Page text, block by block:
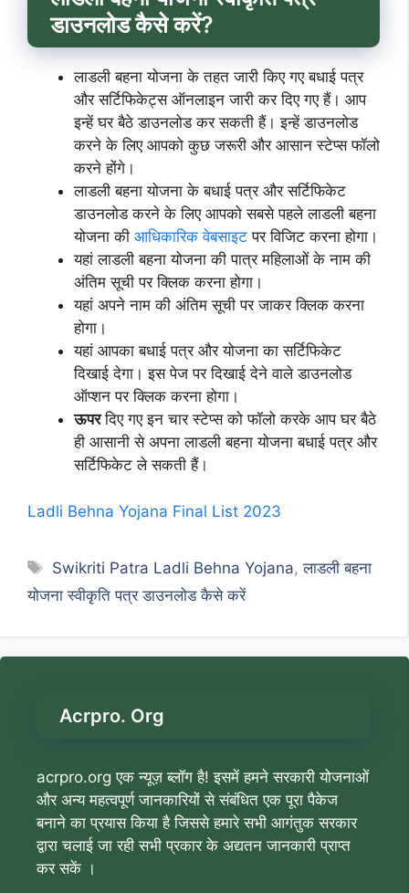
डाउनलोड कैसे करें?
लाडली बहना योजना के तहत जारी किए गए बधाई पत्र
और सर्टिफिकेट्स ऑनलाइन जारी कर दिए गए हैं। आप
इन्हें घर बैठे डाउनलोड कर सकती हैं। इन्हें डाउनलोड
करने के लिए आपको कुछ जरूरी और आसान स्टेप्स फॉलो
करने होंगे।
लाडली बहना योजना के बधाई पत्र और सर्टिफिकेट
डाउनलोड करने के लिए आपको सबसे पहले लाडली बहना
योजना की आधिकारिक वेबसाइटपर विजिट करना होगा।
यहां लाडली बहना योजना की पात्र महिलाओं के नाम की
अंतिम सूची पर क्लिक करना होगा।
यहां अपने नाम की अंतिम सूची पर जाकर क्लिक करना
होगा।
यहां आपका बधाई पत्र और योजना का सर्टिफिकेट
दिखाई देगा। इस पेज पर दिखाई देने वाले डाउनलोड
ऑप्शन पर क्लिक करना होगा।
ऊपरदिए गए इन चार स्टेप्स को फॉलो करके आप घर बैठे
ही आसानी से अपना लाडली बहना योजना बधाई पत्र और
सर्टिफिकेट ले सकती हैं।
Ladli Behna Yojana Final List 2023
Tags
Swikriti Patra Ladli Behna Yojana,लाडली बहना
योजना स्वीकृति पत्र डाउनलोड कैसे करें
Acrpro. Org
acrpro.org एक न्यूज़ ब्लॉग है! इसमें हमने सरकारी योजनाओं
और अन्य महत्वपूर्ण जानकारियों से संबंधित एक पूरा पैकेज
बनाने का प्रयास किया है जिससे हमारे सभी आगंतुक सरकार
द्वारा चलाई जा रही सभी प्रकार के अद्यतन जानकारी प्राप्त
कर सकें ।